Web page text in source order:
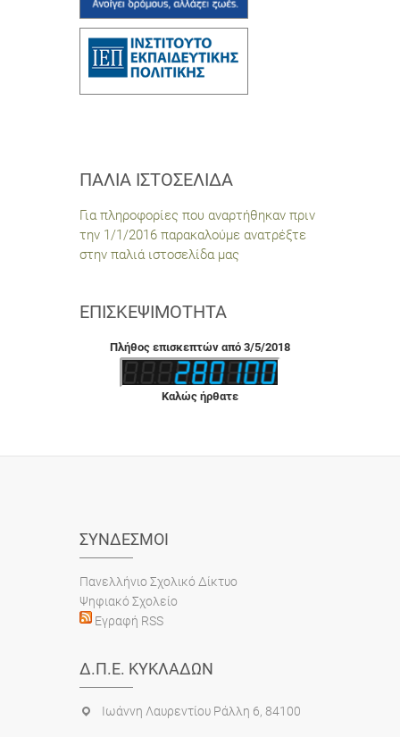
ΠΑΛΙΆ ΙΣΤΟΣΕΛΊΔΑ
Για πληροφορίες που αναρτήθηκαν πριν
την 1/1/2016 παρακαλούμε ανατρέξτε
στην παλιά ιστοσελίδα μας
ΕΠΙΣΚΕΨΙΜΌΤΗΤΑ
Πλήθος επισκεπτών από 3/5/2018
Καλώς ήρθατε
ΣΎΝΔΕΣΜΟΙ
Πανελλήνιο Σχολικό Δίκτυο
Ψηφιακό Σχολείο
Εγραφή RSS
Δ.Π.Ε. ΚΥΚΛΆΔΩΝ
Ιωάννη Λαυρεντίου Ράλλη 6, 84100